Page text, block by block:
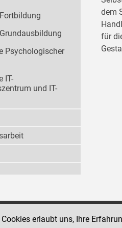
dem
für
Psychologischer
IT-
und IT-
1080 Wien
Cookies erlaubt uns, Ihre